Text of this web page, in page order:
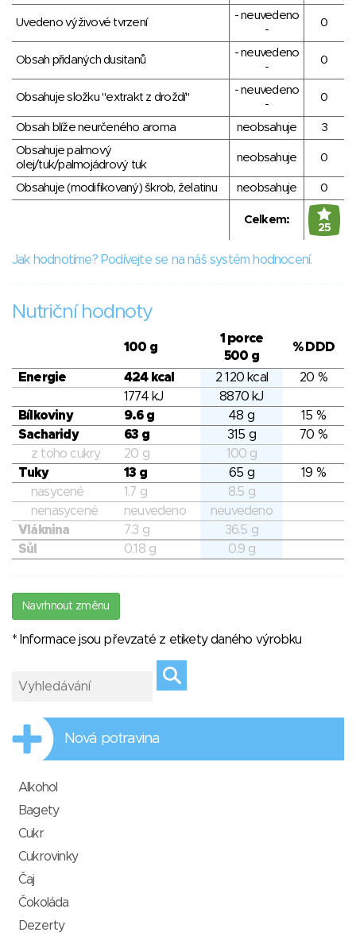
Uvedeno výživové tvrzení
- neuvedeno
-
0
Obsah přidaných dusitanů
- neuvedeno
-
0
Obsahuje složku "extrakt z droždí"
- neuvedeno
-
0
Obsah blíže neurčeného aroma neobsahuje
3
Obsahuje palmový
olej/tuk/palmojádrový tuk
neobsahuje 0
Obsahuje (modifikovaný) škrob, želatinu neobsahuje 0
Celkem:
25
Jak hodnotíme? Podívejte se na náš systém hodnocení.
Nutriční hodnoty
100 g
1 porce
500 g
% DDD
Energie 424 kcal 2 120 kcal
20 %
1774 kJ
8870 kJ
Bílkoviny
9.6 g 48 g
15 %
Sacharidy
63 g 315 g
70 %
z toho cukry
20 g
100 g
Tuky
13 g 65 g
19 %
nasycené
1.7 g
8.5 g
nenasycené
neuvedeno
neuvedeno
Vláknina
7.3 g
36.5 g
Sůl
0.18 g 0.9 g
Navrhnout změnu
* Informace jsou převzaté z etikety daného výrobku
Nová potravina
Alkohol
Bagety
Cukr
Cukrovinky
Čaj
Čokoláda
Dezerty